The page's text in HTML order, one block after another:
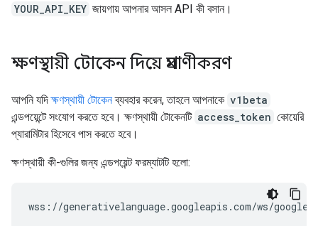
YOUR_API_KEY জায়গায় আপনার আসল API কী বসান।
ক্ষণস্থায়ী টোকেন দিয়ে প্রমাণীকরণ
আপনি যদিক্ষণস্থায়ী টোকেনব্যবহার করেন, তাহলে আপনাকে v1beta
এন্ডপয়েন্টে সংযোগ করতে হবে। ক্ষণস্থায়ী টোকেনটি access_token কোয়েরি
প্যারামিটার হিসেবে পাস করতে হবে।
ক্ষণস্থায়ী কী-গুলির জন্য এন্ডপয়েন্ট ফরম্যাটটি হলো: